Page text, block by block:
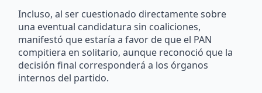
Incluso, al ser cuestionado directamente sobre
una eventual candidatura sin coaliciones,
manifestó que estaría a favor de que el PAN
compitiera en solitario, aunque reconoció que la
decisión final corresponderá a los órganos
internos del partido.